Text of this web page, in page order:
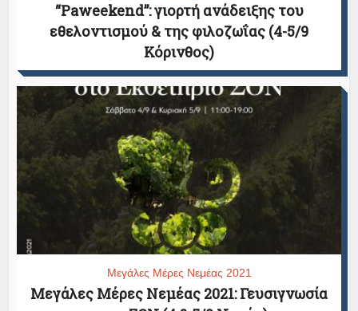
“Paweekend”: γιορτή ανάδειξης του
εθελοντισμού & της φιλοζωΐας (4-5/9
Κόρινθος)
Μεγάλες Μέρες Νεμέας 2021
Μεγάλες Μέρες Νεμέας 2021: Γευσιγνωσία